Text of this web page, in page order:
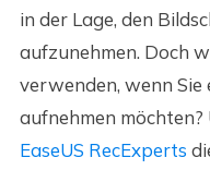
in der Lage, den
aufzunehmen. Doch
verwenden, wenn
aufnehmen
EaseUS RecExperts